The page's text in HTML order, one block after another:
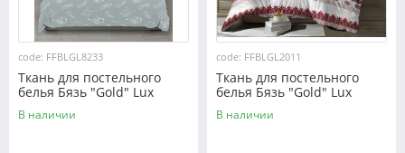
code: FFBLGL8233
Ткань для постельного
белья Бязь "Gold" Lux
GL8233
В наличии
code: FFBLGL2011
Ткань для постельного
белья Бязь "Gold" Lux
"Украинский орнамент"
GL2011
В наличии